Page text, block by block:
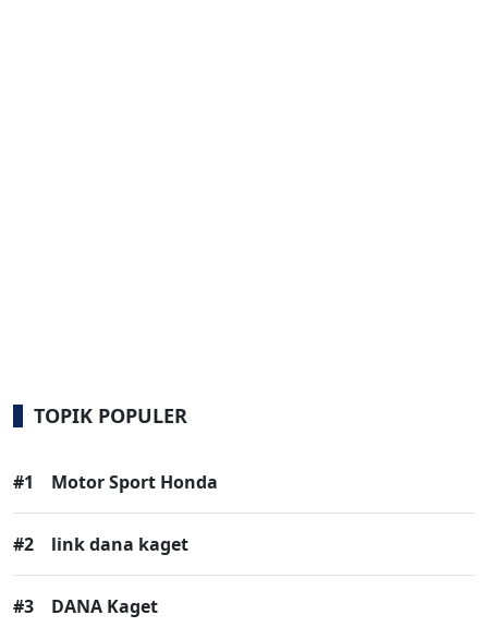
TOPIK POPULER
#1 Motor Sport Honda
#2 link dana kaget
#3 DANA Kaget